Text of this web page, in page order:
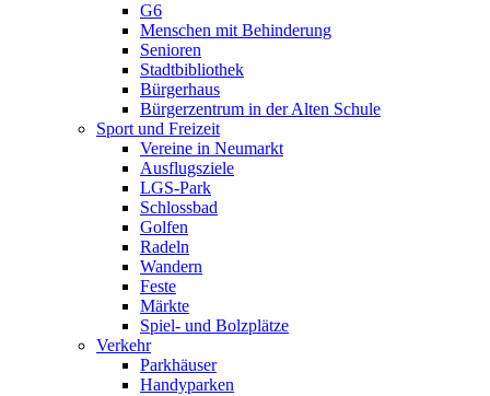
G6
Menschen mit Behinderung
Senioren
Stadtbibliothek
Bürgerhaus
Bürgerzentrum in der Alten Schule
Sport und Freizeit
Vereine in Neumarkt
Ausflugsziele
LGS-Park
Schlossbad
Golfen
Radeln
Wandern
Feste
Märkte
Spiel- und Bolzplätze
Verkehr
Parkhäuser
Handyparken